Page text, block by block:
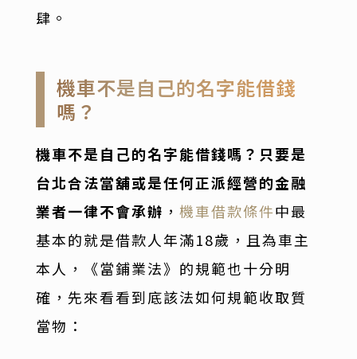
肆。
機車不是自己的名字能借錢
嗎？
機車不是自己的名字能借錢嗎？只要是
台北合法當舖或是任何正派經營的金融
業者一律不會承辦 ， 機車借款條件中最
基本的就是借款人年滿18歲，且為車主
本人，《當鋪業法》的規範也十分明
確，先來看看到底該法如何規範收取質
當物：